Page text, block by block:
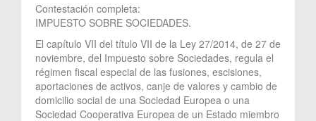
Contestación completa:
IMPUESTO SOBRE SOCIEDADES.
El capítulo VII del título VII de la Ley 27/2014, de 27 de
noviembre, del Impuesto sobre Sociedades, regula el
régimen fiscal especial de las fusiones, escisiones,
aportaciones de activos, canje de valores y cambio de
domicilio social de una Sociedad Europea o una
Sociedad Cooperativa Europea de un Estado miembro